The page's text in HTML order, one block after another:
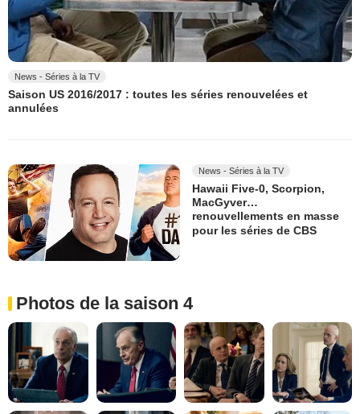
News - Séries à la TV
Saison US 2016/2017 : toutes les séries renouvelées et
annulées
News - Séries à la TV
Hawaii Five-0, Scorpion,
MacGyver…
renouvellements en masse
pour les séries de CBS
Photos de la saison 4